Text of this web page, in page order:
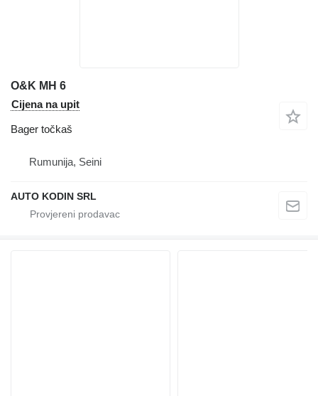
O&K MH 6
Cijena na upit
Bager točkaš
Rumunija, Seini
AUTO KODIN SRL